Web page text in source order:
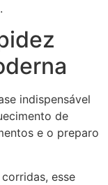
indispensável
de
e o preparo
esse